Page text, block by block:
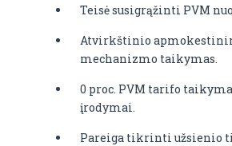
Teisė susigrąžinti PVM
Atvirkštinio
mechanizmo taikymas.
0 proc. PVM tarifo
įrodymai.
Pareiga tikrinti užsienio